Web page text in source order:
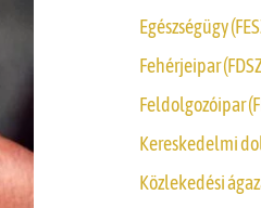
Egészségügy
Fehérjeipar
Feldolgozóipar
Kereskedelmi
Közlekedési